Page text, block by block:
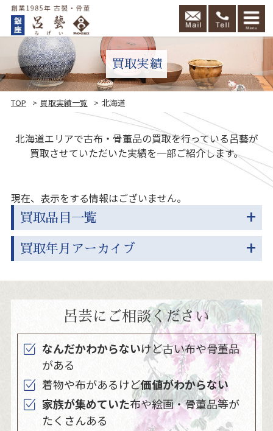
買取実績
TOP 買取実績一覧 北海道
北海道エリアで古布・骨董品の買取を行っている呂藝が
買取させていただいた実績を一部ご紹介します。
現在、表示をする情報はございません。
買取品目一覧
買取年月アーカイブ
呂芸にご相談ください
なんだかわからないけど古い布や骨董品
がある
着物や布があるけど価値がわからない
家族が集めていた布や絵画・骨董品等が
たくさんある